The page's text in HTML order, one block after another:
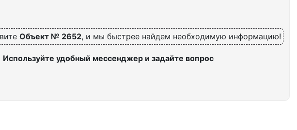
Объект № 2652, и мы быстрее найдем необходимую информацию!
Используйте удобный мессенджер и задайте вопрос